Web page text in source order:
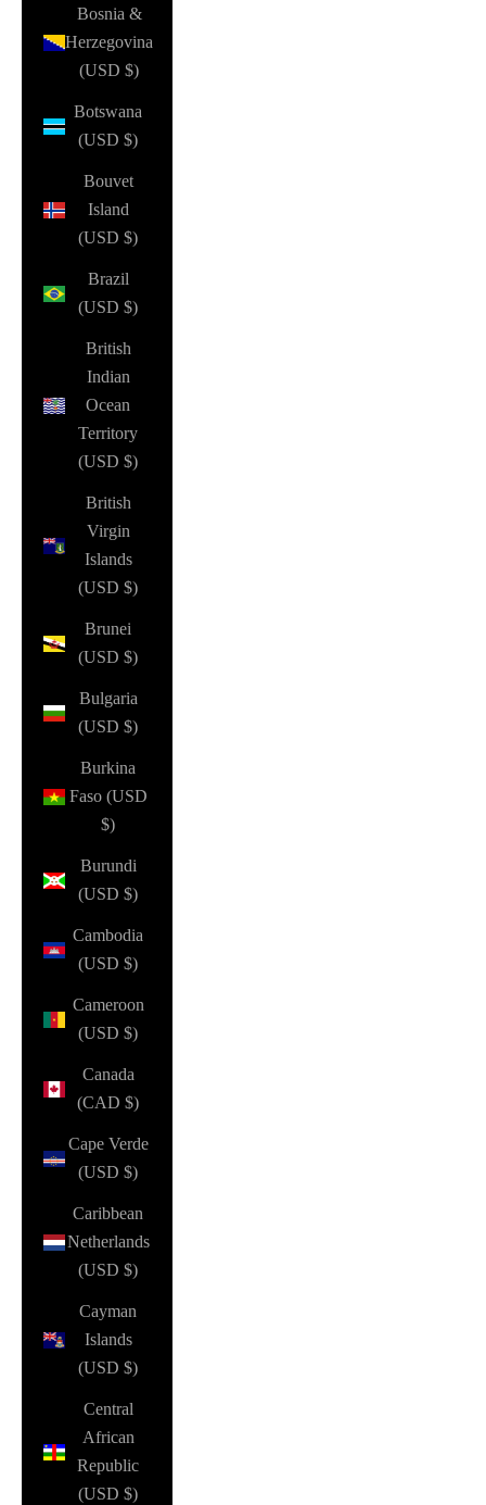
Bosnia &
Herzegovina
(USD $)
Botswana
(USD $)
Bouvet
Island
(USD $)
Brazil
(USD $)
British
Indian
Ocean
Territory
(USD $)
British
Virgin
Islands
(USD $)
Brunei
(USD $)
Bulgaria
(USD $)
Burkina
Faso (USD
$)
Burundi
(USD $)
Cambodia
(USD $)
Cameroon
(USD $)
Canada
(CAD $)
Cape Verde
(USD $)
Caribbean
Netherlands
(USD $)
Cayman
Islands
(USD $)
Central
African
Republic
(USD $)